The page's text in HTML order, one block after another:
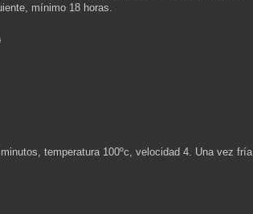
mínimo 18 horas.
temperatura 100ºc, velocidad 4. Una vez fría,